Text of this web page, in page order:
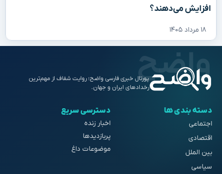
افزایش می‌دهند؟
۱۸ مرداد ۱۴۰۵
پورتال خبری فارسی واضح؛ روایت شفاف از مهم‌ترین
رخدادهای ایران و جهان.
دسته بندی ها
اجتماعی
اقتصادی
بین الملل
سیاسی
دسترسی سریع
اخبار زنده
پربازدیدها
موضوعات داغ